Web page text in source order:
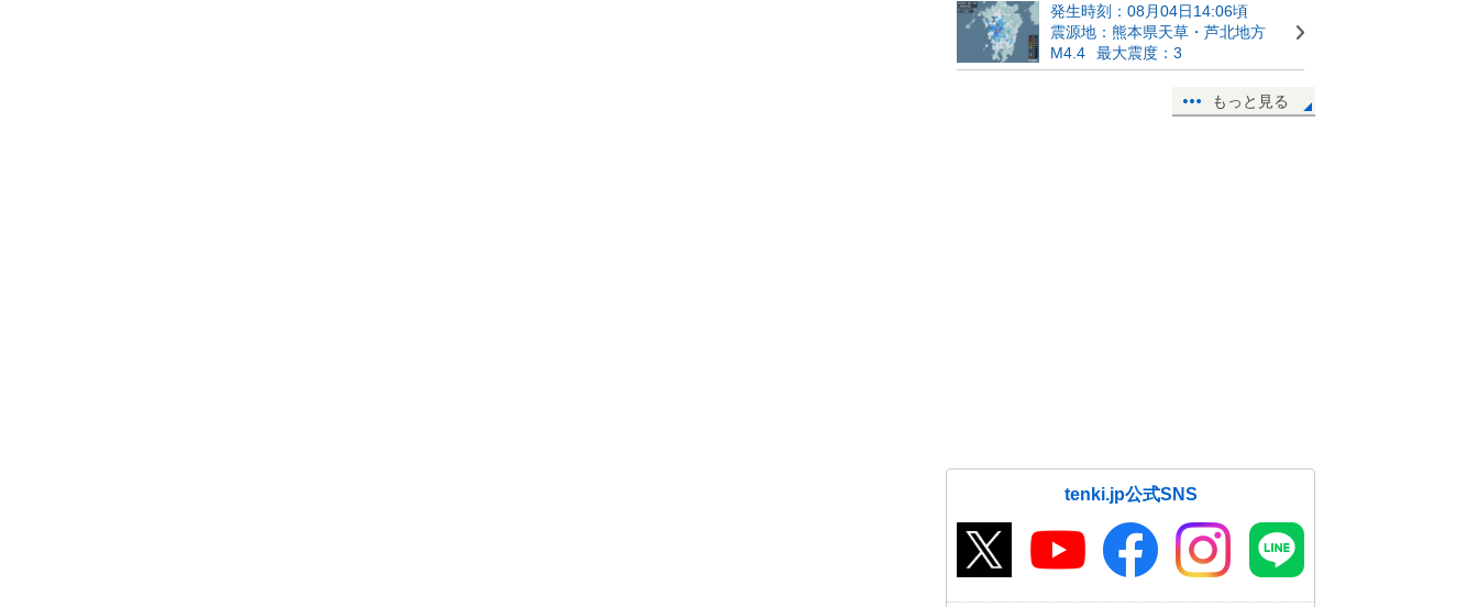
発生時刻：08月04日14:06頃
震源地：熊本県天草・芦北地方
M4.4
最大震度：3
もっと見る
tenki.jp公式SNS